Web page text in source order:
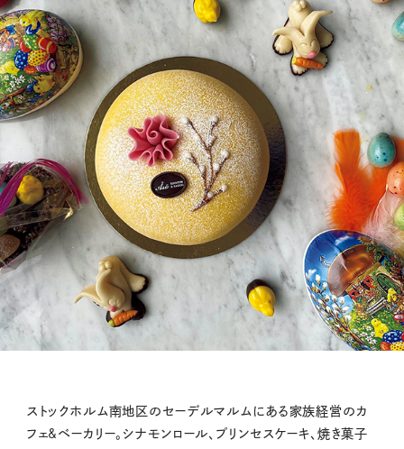
ストックホルム南地区のセーデルマルムにある家族経営のカ
フェ&ベーカリー。シナモンロール、プリンセスケーキ、焼き菓子